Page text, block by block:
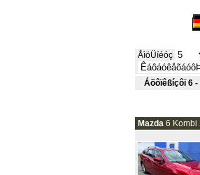
ÅìöÜíéóç
Áõôïêßíçôï 6 -
Mazda 6 Kombi